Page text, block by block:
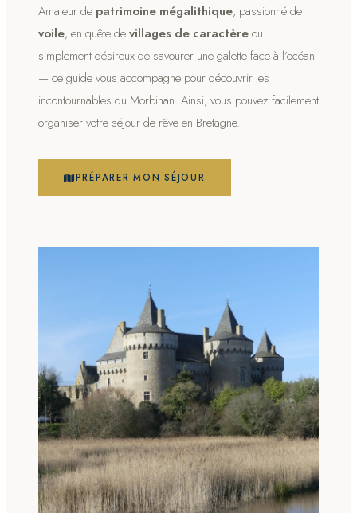
Amateur de patrimoine mégalithique, passionné de
voile, en quête devillages de caractèreou
simplement désireux de savourer une galette face à l’océan
— ce guide vous accompagne pour découvrir les
incontournables du Morbihan. Ainsi, vous pouvez facilement
organiser votre séjour de rêve en Bretagne.
PRÉPARER MON SÉJOUR